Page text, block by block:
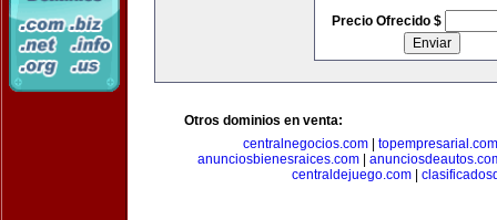
Precio Ofrecido $
Otros dominios en venta:
centralnegocios.com| topempresarial.com
anunciosbienesraices.com|
centraldejuego.com|